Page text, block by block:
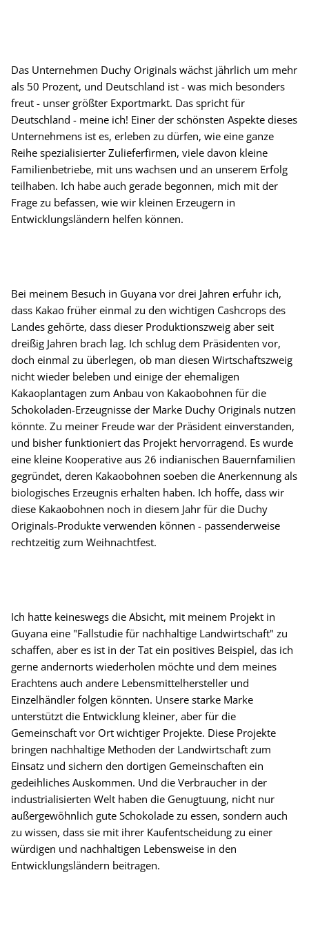
Das Unternehmen Duchy Originals wächst jährlich um mehr
als 50 Prozent, und Deutschland ist - was mich besonders
freut - unser größter Exportmarkt. Das spricht für
Deutschland - meine ich! Einer der schönsten Aspekte dieses
Unternehmens ist es, erleben zu dürfen, wie eine ganze
Reihe spezialisierter Zulieferfirmen, viele davon kleine
Familienbetriebe, mit uns wachsen und an unserem Erfolg
teilhaben. Ich habe auch gerade begonnen, mich mit der
Frage zu befassen, wie wir kleinen Erzeugern in
Entwicklungsländern helfen können.
Bei meinem Besuch in Guyana vor drei Jahren erfuhr ich,
dass Kakao früher einmal zu den wichtigen Cashcrops des
Landes gehörte, dass dieser Produktionszweig aber seit
dreißig Jahren brach lag. Ich schlug dem Präsidenten vor,
doch einmal zu überlegen, ob man diesen Wirtschaftszweig
nicht wieder beleben und einige der ehemaligen
Kakaoplantagen zum Anbau von Kakaobohnen für die
Schokoladen-Erzeugnisse der Marke Duchy Originals nutzen
könnte. Zu meiner Freude war der Präsident einverstanden,
und bisher funktioniert das Projekt hervorragend. Es wurde
eine kleine Kooperative aus 26 indianischen Bauernfamilien
gegründet, deren Kakaobohnen soeben die Anerkennung als
biologisches Erzeugnis erhalten haben. Ich hoffe, dass wir
diese Kakaobohnen noch in diesem Jahr für die Duchy
Originals-Produkte verwenden können - passenderweise
rechtzeitig zum Weihnachtfest.
Ich hatte keineswegs die Absicht, mit meinem Projekt in
Guyana eine "Fallstudie für nachhaltige Landwirtschaft" zu
schaffen, aber es ist in der Tat ein positives Beispiel, das ich
gerne andernorts wiederholen möchte und dem meines
Erachtens auch andere Lebensmittelhersteller und
Einzelhändler folgen könnten. Unsere starke Marke
unterstützt die Entwicklung kleiner, aber für die
Gemeinschaft vor Ort wichtiger Projekte. Diese Projekte
bringen nachhaltige Methoden der Landwirtschaft zum
Einsatz und sichern den dortigen Gemeinschaften ein
gedeihliches Auskommen. Und die Verbraucher in der
industrialisierten Welt haben die Genugtuung, nicht nur
außergewöhnlich gute Schokolade zu essen, sondern auch
zu wissen, dass sie mit ihrer Kaufentscheidung zu einer
würdigen und nachhaltigen Lebensweise in den
Entwicklungsländern beitragen.